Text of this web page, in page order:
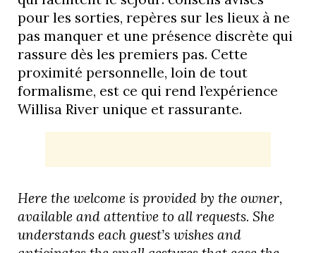
pour les sorties, repères sur les lieux à ne
pas manquer et une présence discrète qui
rassure dès les premiers pas. Cette
proximité personnelle, loin de tout
formalisme, est ce qui rend l’expérience
Willisa River unique et rassurante.
Here the welcome is provided by the owner,
available and attentive to all requests. She
understands each guest’s wishes and